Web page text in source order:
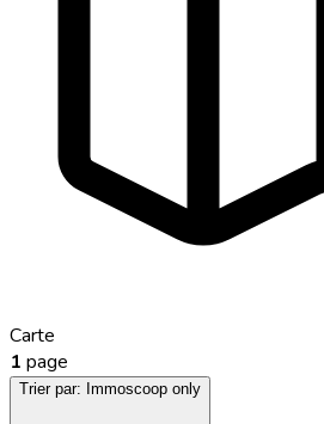
Carte
1 page
Trier par: Immoscoop only